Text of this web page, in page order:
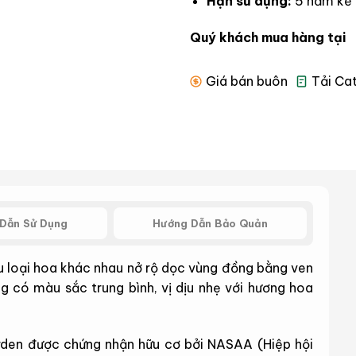
Quý khách mua hàng tại
Giá bán buôn Tải
Sử Dụng Hướng Dẫn Bảo Quản
hoa khác nhau nở rộ dọc vùng đồng bằng ven
có màu sắc trung bình, vị dịu nhẹ với hương hoa
được chứng nhận hữu cơ bởi NASAA (Hiệp hội